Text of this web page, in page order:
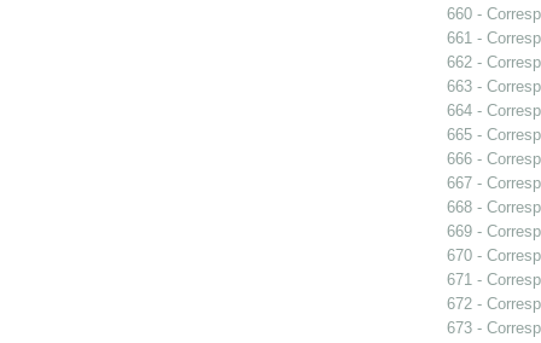
660 -
661 -
662 -
663 -
664 -
665 -
666 -
667 -
668 -
669 -
670 -
671 -
672 -
673 -